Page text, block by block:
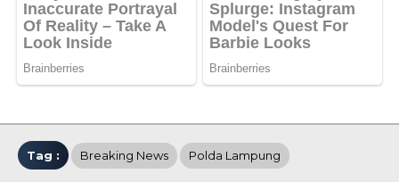
Tag : Breaking News Polda Lampung